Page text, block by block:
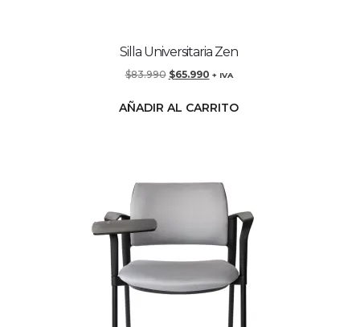
Silla Universitaria Zen
$83.990 $65.990 + IVA
AÑADIR AL CARRITO